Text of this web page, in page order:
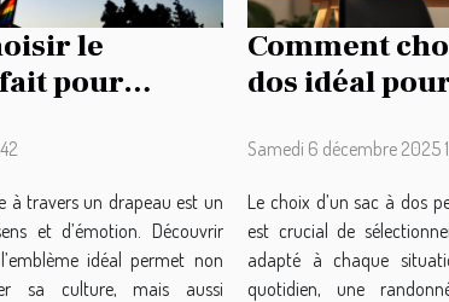
le
pour
à travers un drapeau est un
et d’émotion. Découvrir
idéal permet non
sa culture, mais aussi
Comment
dos idéal
Samedi 6 décembre 2025
Le choix d’un sac à dos
est crucial de
adapté à chaque
quotidien, une